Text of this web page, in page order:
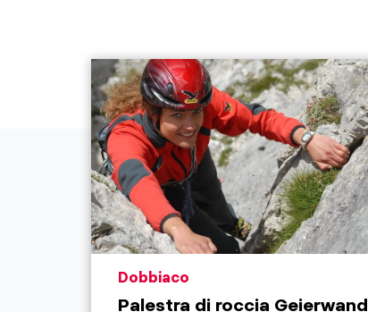
aria.poi_location_prefix
Dobbiaco
Palestra di roccia Geierwand